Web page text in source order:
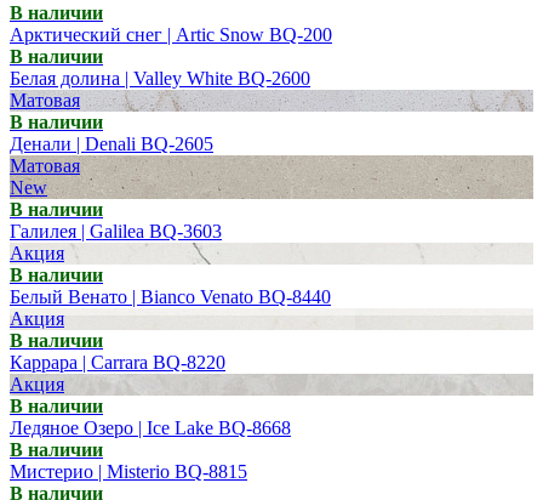
В наличии
Арктический снег | Artic Snow BQ-200
В наличии
Белая долина | Valley White BQ-2600
Матовая
В наличии
Денали | Denali BQ-2605
Матовая
New
В наличии
Галилея | Galilea BQ-3603
Акция
В наличии
Белый Венато | Bianco Venato BQ-8440
Акция
В наличии
Каррара | Carrara BQ-8220
Акция
В наличии
Ледяное Озеро | Ice Lake BQ-8668
В наличии
Мистерио | Misterio BQ-8815
В наличии